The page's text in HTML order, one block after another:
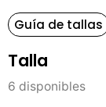
Guía de tallas
Talla
6 disponibles